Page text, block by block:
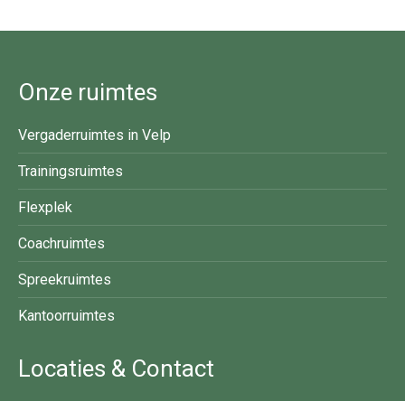
Onze ruimtes
Vergaderruimtes in Velp
Trainingsruimtes
Flexplek
Coachruimtes
Spreekruimtes
Kantoorruimtes
Locaties & Contact